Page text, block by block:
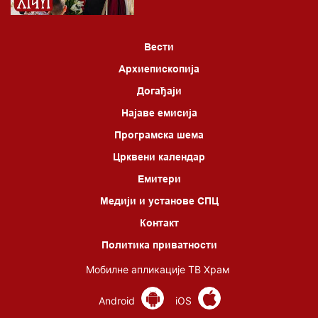
Вести
Архиепископија
Догађаји
Најаве емисија
Програмска шема
Црквени календар
Емитери
Медији и установе СПЦ
Контакт
Политика приватности
Мобилне апликације ТВ Храм
Android iOS